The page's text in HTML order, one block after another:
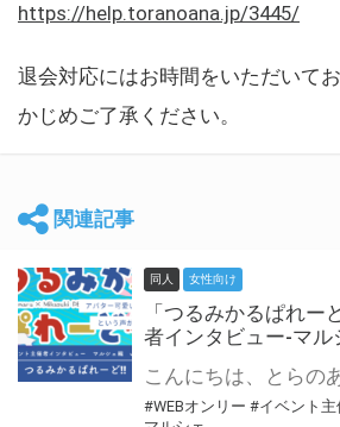
https://help.toranoana.jp/3445/
退会対応にはお時間をいただいて
かじめご了承ください。
関連記事
同人 女性向け
「つるみかるぱれー
者インタビュー-マル
#WEBオンリー #イベント主